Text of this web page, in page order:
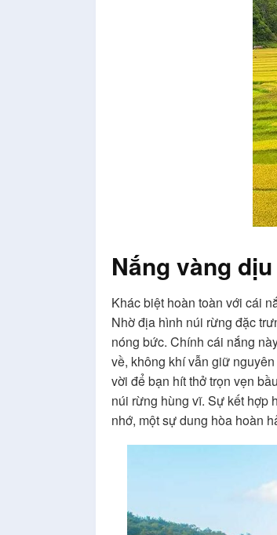
Nắng vàng
Khác biệt hoàn toàn với cái
Nhờ địa hình núi rừng đặc
nóng bức. Chính cái nắng
về, không khí vẫn giữ
vời để bạn hít thở trọn vẹn
núi rừng hùng vĩ. Sự kết hợp
nhớ, một sự dung hòa hoàn